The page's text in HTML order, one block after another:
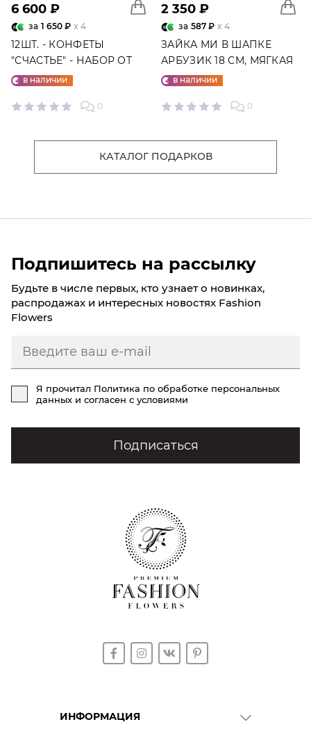
6 600 ₽
за 1 650 ₽ x 4
12ШТ. - КОНФЕТЫ
"СЧАСТЬЕ" - НАБОР ОТ
"ФАБРИКИ СЧАСТЬЕ"
в наличии
0
2 350 ₽
за 587 ₽ x 4
ЗАЙКА МИ В ШАПКЕ
АРБУЗИК 18 СМ, МЯГКАЯ
ИГРУШКА
в наличии
0
КАТАЛОГ ПОДАРКОВ
Подпишитесь на рассылку
Будьте в числе первых, кто узнает о новинках,
распродажах и интересных новостях Fashion
Flowers
Я прочитал Политика по обработке персональных
данных и согласен с условиями
Подписаться
ИНФОРМАЦИЯ